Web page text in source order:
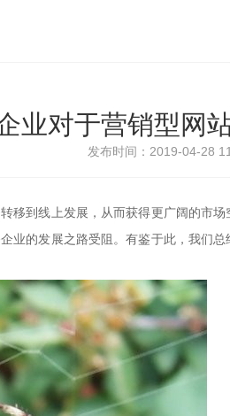
业对于营销型网
发布时间：2019-04-28
移到线上发展，从而获得更广阔的市
业的发展之路受阻。有鉴于此，我们